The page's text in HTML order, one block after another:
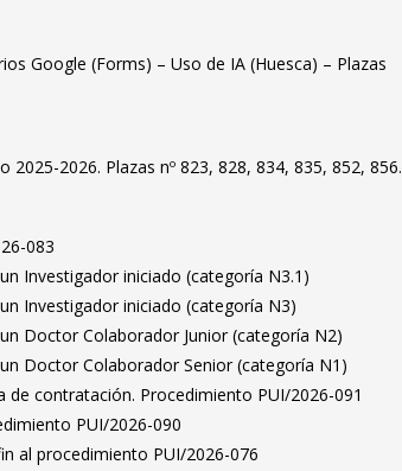
Google (Forms) – Uso de IA (Huesca) – Plazas
2026. Plazas nº 823, 828, 834, 835, 852, 856.
083
Investigador iniciado (categoría N3.1)
Investigador iniciado (categoría N3)
Doctor Colaborador Junior (categoría N2)
Doctor Colaborador Senior (categoría N1)
contratación. Procedimiento PUI/2026-091
PUI/2026-090
al procedimiento PUI/2026-076